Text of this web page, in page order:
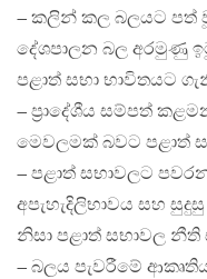
– කලින් කල බලයට පත්
දේශපාලන බල අරමුණු
පළාත් සභා භාවිතයට
– ප්‍රාදේශීය සම්පත්
මෙවලමක් බවට පළාත්
– පළාත් සභාවලට
අපැහැදිලිභාවය සහ
නිසා පළාත් සභාවල
– බලය පැවරීමේ